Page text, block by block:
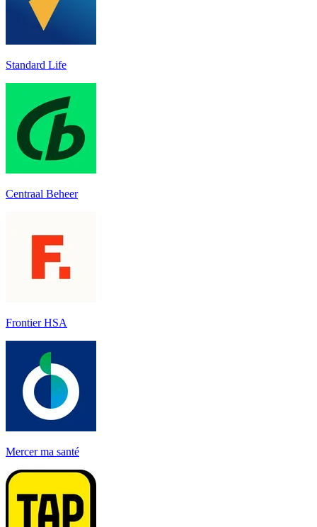
Standard Life
Centraal Beheer
Frontier HSA
Mercer ma santé